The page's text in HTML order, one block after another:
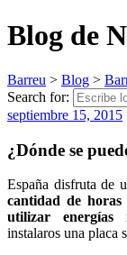
Blog de
Barreu > Blog >
Search for:
septiembre 15, 2015
¿Dónde se
España disfruta de
cantidad de
utilizar energías
instalaros una placa